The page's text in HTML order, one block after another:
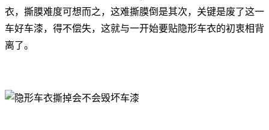
衣，撕膜难度可想而之，这难撕膜倒是其次，关键是废了这一
车好车漆，得不偿失，这就与一开始要贴隐形车衣的初衷相背
离了。